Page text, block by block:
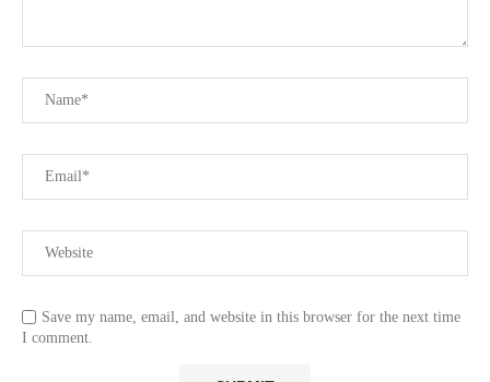
Save my name, email, and website in this browser for the next time
I comment.